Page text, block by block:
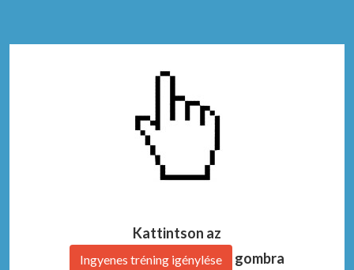
Kattintson az
Ingyenes tréning igénylése gombra